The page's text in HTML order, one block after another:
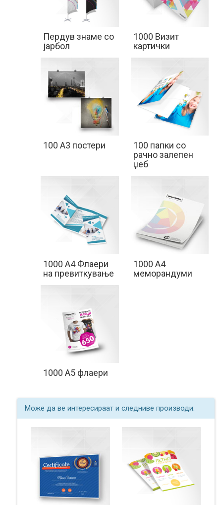
Пердув знаме со
јарбол
1000 Визит
картички
100 А3 постери
100 папки со
рачно залепен
џеб
1000 A4 Флаери
на превиткување
1000 A4
меморандуми
1000 A5 флаери
Може да ве интересираат и следниве производи: